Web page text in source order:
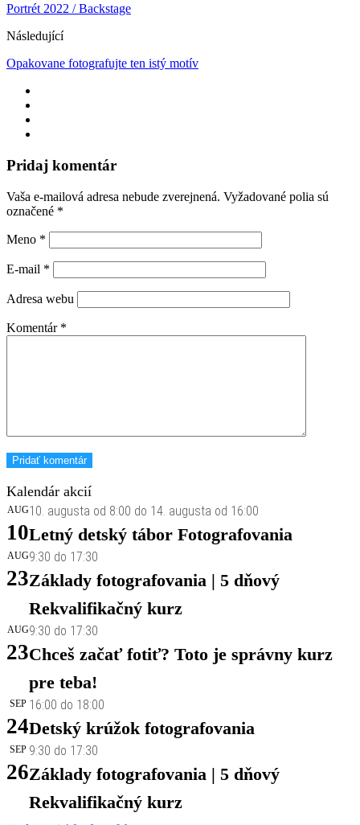
Portrét 2022 / Backstage
Následující
Opakovane fotografujte ten istý motív
Pridaj komentár
Vaša e-mailová adresa nebude zverejnená. Vyžadované polia sú
označené *
Meno *
E-mail *
Adresa webu
Komentár *
Kalendár akcií
AUG
10
10. augusta od 8:00 do 14. augusta od 16:00
Letný detský tábor Fotografovania
AUG
23
9:30 do 17:30
Základy fotografovania | 5 dňový
Rekvalifikačný kurz
AUG
23
9:30 do 17:30
Chceš začať fotiť? Toto je správny kurz
pre teba!
SEP
24
16:00 do 18:00
Detský krúžok fotografovania
SEP
26
9:30 do 17:30
Základy fotografovania | 5 dňový
Rekvalifikačný kurz